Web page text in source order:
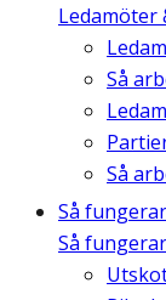
Ledamöter
Så
Så
Så
Så